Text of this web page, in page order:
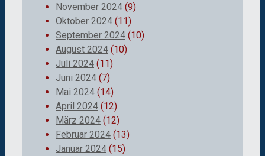
November 2024 (9)
Oktober 2024 (11)
September 2024 (10)
August 2024 (10)
Juli 2024 (11)
Juni 2024 (7)
Mai 2024 (14)
April 2024 (12)
März 2024 (12)
Februar 2024 (13)
Januar 2024 (15)